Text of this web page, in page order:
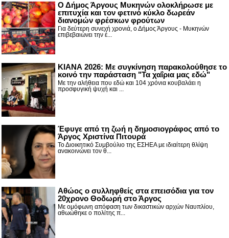
Ο Δήμος Άργους Μυκηνών ολοκλήρωσε με
επιτυχία και τον φετινό κύκλο δωρεάν
διανομών φρέσκων φρούτων
Για δεύτερη συνεχή χρονιά, ο Δήμος Άργους - Μυκηνών
επιβεβαιώνει την έ...
ΚΙΑΝΑ 2026: Με συγκίνηση παρακολούθησε το
κοινό την παράσταση "Τα χαΐρια μας εδώ"
Με την αλήθεια που εδώ και 104 χρόνια κουβαλάει η
προσφυγική ψυχή και ...
Έφυγε από τη ζωή η δημοσιογράφος από το
Άργος Χριστίνα Πιτουρά
Το Διοικητικό Συμβούλιο της ΕΣΗΕΑ με ιδιαίτερη θλίψη
ανακοινώνει τον θ...
Αθώος ο συλληφθείς στα επεισόδια για τον
20χρονο Θοδωρή στο Άργος
Με ομόφωνη απόφαση των δικαστικών αρχών Ναυπλίου,
αθωώθηκε ο πολίτης π...